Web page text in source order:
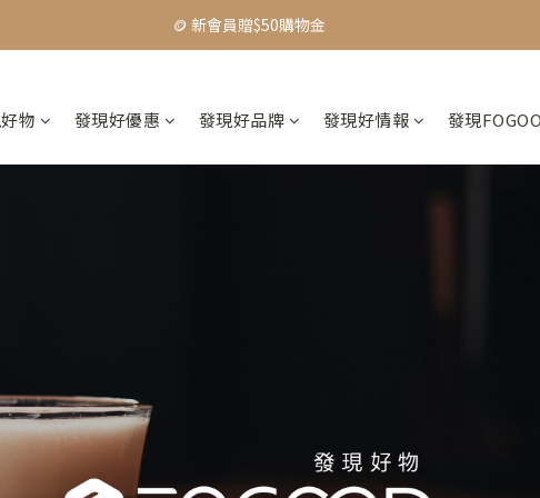
🪙 新會員贈$50購物金
🪙 新會員贈$50購物金
【主題活動】Dadventure｜精選好物83折起
物 發現好優惠 發現好品牌 發現好情報 發現